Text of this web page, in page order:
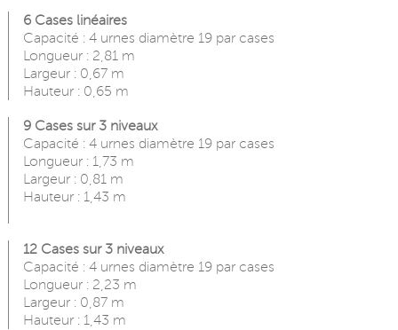
6 Cases linéaires
Capacité : 4 urnes diamètre 19 par cases
Longueur : 2,81 m
Largeur : 0,67 m
Hauteur : 0,65 m
9 Cases sur 3 niveaux
Capacité : 4 urnes diamètre 19 par cases
Longueur : 1,73 m
Largeur : 0,81 m
Hauteur : 1,43 m
12 Cases sur 3 niveaux
Capacité : 4 urnes diamètre 19 par cases
Longueur : 2,23 m
Largeur : 0,87 m
Hauteur : 1,43 m